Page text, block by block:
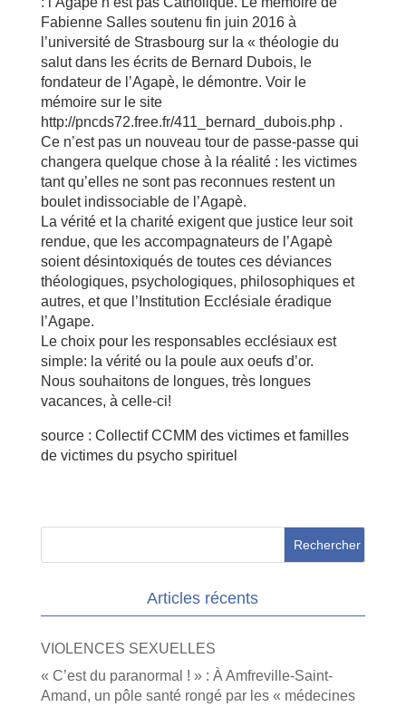
Fabienne Salles soutenu fin juin 2016 à
l’université de Strasbourg sur la « théologie du
salut dans les écrits de Bernard Dubois, le
fondateur de l’Agapè, le démontre. Voir le
mémoire sur le site
http://pncds72.free.fr/411_bernard_dubois.php .
Ce n’est pas un nouveau tour de passe-passe qui
changera quelque chose à la réalité : les victimes
tant qu’elles ne sont pas reconnues restent un
boulet indissociable de l’Agapè.
La vérité et la charité exigent que justice leur soit
rendue, que les accompagnateurs de l’Agapè
soient désintoxiqués de toutes ces déviances
théologiques, psychologiques, philosophiques et
autres, et que l’Institution Ecclésiale éradique
l’Agape.
Le choix pour les responsables ecclésiaux est
simple: la vérité ou la poule aux oeufs d’or.
Nous souhaitons de longues, très longues
vacances, à celle-ci!
source : Collectif CCMM des victimes et familles
de victimes du psycho spirituel
Articles récents
VIOLENCES SEXUELLES
« C’est du paranormal ! » : À Amfreville-Saint-
Amand, un pôle santé rongé par les « médecines